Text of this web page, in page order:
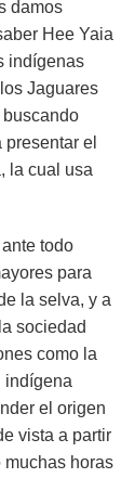
damos
Hee Yaia
indígenas
Jaguares
el
la cual usa
todo
para
la selva, y a
sociedad
como la
indígena
el origen
vista a partir
horas